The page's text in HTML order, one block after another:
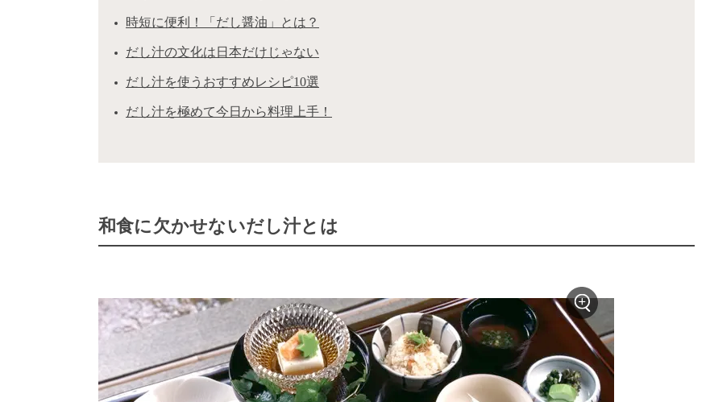
時短に便利！「だし醤油」とは？
だし汁の文化は日本だけじゃない
だし汁を使うおすすめレシピ10選
だし汁を極めて今日から料理上手！
和食に欠かせないだし汁とは